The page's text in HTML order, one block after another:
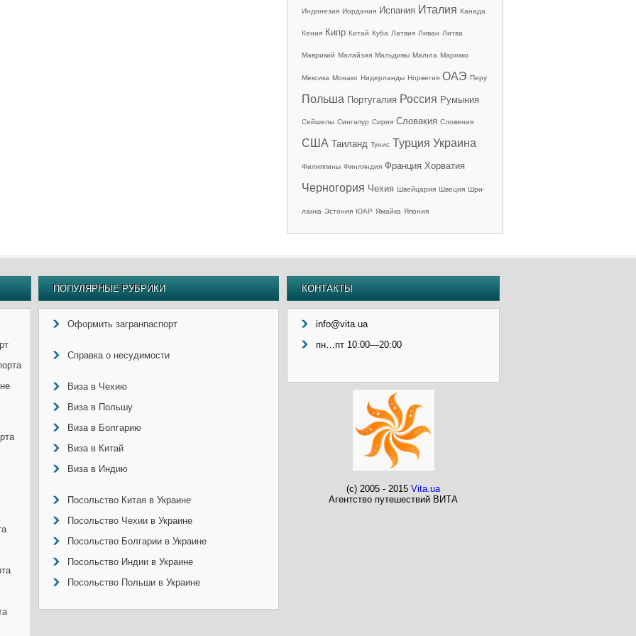
Индонезия Иордания Испания Италия Канада
Кения Кипр Китай Куба Латвия Ливан Литва
Маврикий Малайзия Мальдивы Мальта Марокко
Мексика Монако Нидерланды Норвегия ОАЭ Перу
Польша Португалия Россия Румыния
Сейшелы Сингапур Сирия Словакия Словения
США Таиланд Тунис Турция Украина
Филиппины Финляндия Франция Хорватия
Черногория Чехия Швейцария Швеция Шри-
ланка Эстония ЮАР Ямайка Япония
ПОПУЛЯРНЫЕ РУБРИКИ
Оформить загранпаспорт
Справка о несудимости
Виза в Чехию
Виза в Польшу
Виза в Болгарию
Виза в Китай
Виза в Индию
Посольство Китая в Украине
Посольство Чехии в Украине
Посольство Болгарии в Украине
Посольство Индии в Украине
Посольство Польши в Украине
КОНТАКТЫ
info@vita.ua
пн…пт 10:00—20:00
(c) 2005 - 2015 Vita.ua
Агентство путешествий ВИТА